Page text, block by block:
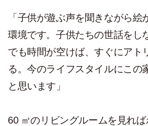
「子供が遊ぶ声を聞きながら絵
環境です。子供たちの世話をし
でも時間が空けば、すぐにアト
る。今のライフスタイルにこの
と思います」
60 ㎡のリビングルームを見れば